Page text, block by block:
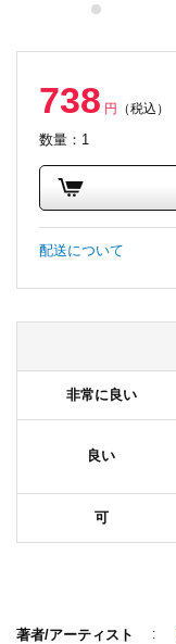
738 円 （税込）
数量：1
配送について
非常に良い
良い
可
著者/アーティスト